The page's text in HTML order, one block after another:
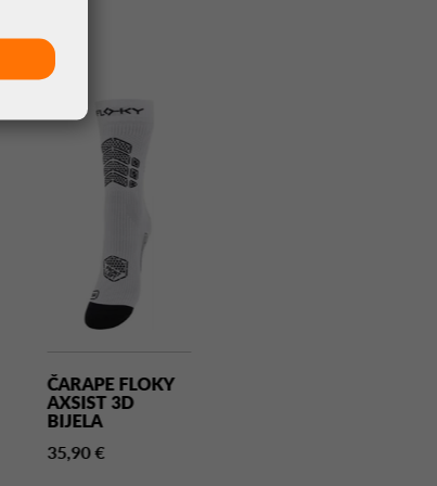
ČARAPE FLOKY
AXSIST 3D
BIJELA
35,90 €